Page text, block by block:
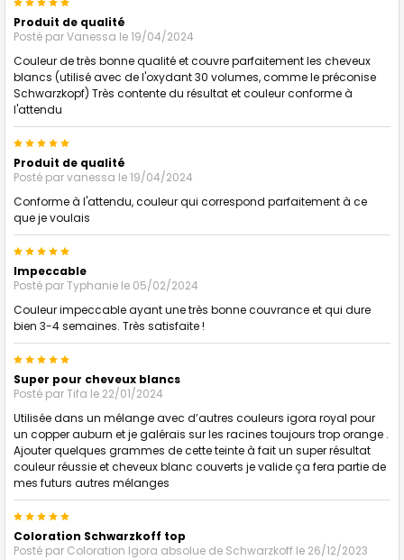
Produit de qualité
Posté parVanessa le 19/04/2024
Couleur de très bonne qualité et couvre parfaitement les cheveux
blancs (utilisé avec de l'oxydant 30 volumes, comme le préconise
Schwarzkopf) Très contente du résultat et couleur conforme à
l'attendu
5
Produit de qualité
Posté parvanessa le 19/04/2024
Conforme à l'attendu, couleur qui correspond parfaitement à ce
que je voulais
5
Impeccable
Posté parTyphanie le 05/02/2024
Couleur impeccable ayant une très bonne couvrance et qui dure
bien 3-4 semaines. Très satisfaite !
5
Super pour cheveux blancs
Posté parTifa le 22/01/2024
Utilisée dans un mélange avec d’autres couleurs igora royal pour
un copper auburn et je galérais sur les racines toujours trop orange .
Ajouter quelques grammes de cette teinte à fait un super résultat
couleur réussie et cheveux blanc couverts je valide ça fera partie de
mes futurs autres mélanges
5
Coloration Schwarzkoff top
Posté par Coloration Igora absolue de Schwarzkoff le 26/12/2023